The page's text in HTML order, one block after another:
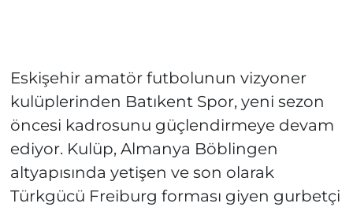
Eskişehir amatör futbolunun vizyoner
kulüplerinden Batıkent Spor, yeni sezon
öncesi kadrosunu güçlendirmeye devam
ediyor. Kulüp, Almanya Böblingen
altyapısında yetişen ve son olarak
Türkgücü Freiburg forması giyen gurbetçi